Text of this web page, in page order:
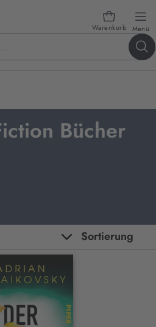
Warenkorb Menü
Bücher
Sortierung